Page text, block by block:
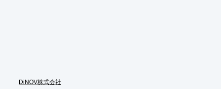
■SLSに対応した自動3DネスティングとSinterbox機能搭載
DiNOV株式会社